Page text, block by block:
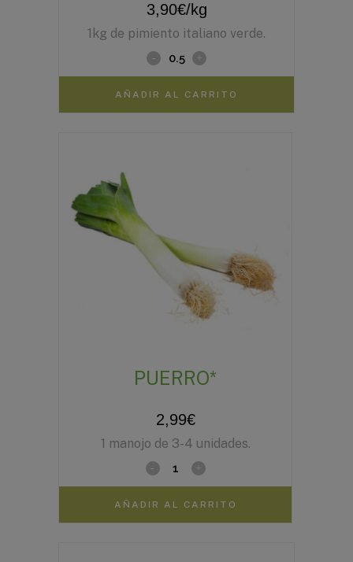
AÑADIR AL CARRITO
3,90€/kg
1kg de pimiento italiano verde.
AÑADIR AL CARRITO
PUERRO*
2,99€
1 manojo de 3-4 unidades.